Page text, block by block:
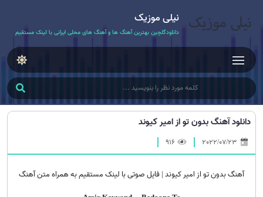
نیلی موزیک
دانلودگلچین بهترین آهنگ ها و آهنگ های محلی ایرانی با لینک مستقیم
دانلود آهنگ بدون تو از امیر کیوند
916
آهنگ بدون تو از امیر کیوند | فایل صوتی با لینک مستقیم به همراه متن آهنگ